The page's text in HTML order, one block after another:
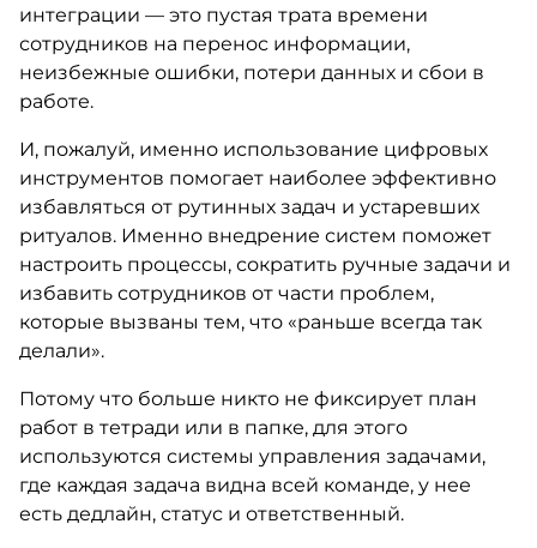
интеграции — это пустая трата времени
сотрудников на перенос информации,
неизбежные ошибки, потери данных и сбои в
работе.
И, пожалуй, именно использование цифровых
инструментов помогает наиболее эффективно
избавляться от рутинных задач и устаревших
ритуалов. Именно внедрение систем поможет
настроить процессы, сократить ручные задачи и
избавить сотрудников от части проблем,
которые вызваны тем, что «раньше всегда так
делали».
Потому что больше никто не фиксирует план
работ в тетради или в папке, для этого
используются системы управления задачами,
где каждая задача видна всей команде, у нее
есть дедлайн, статус и ответственный.